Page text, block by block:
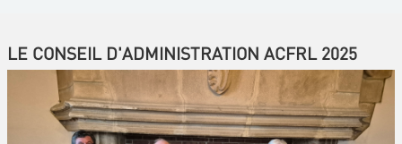
LE CONSEIL D'ADMINISTRATION ACFRL 2025